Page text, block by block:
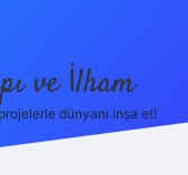
ve İlham
projelerle dünyanı inşa et!